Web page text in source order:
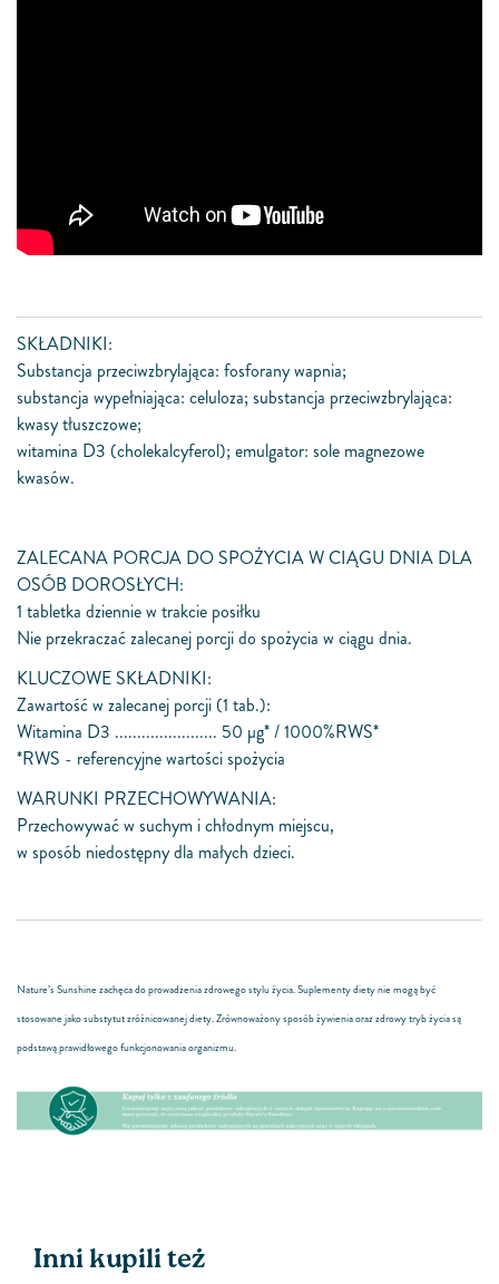
SKŁADNIKI:
Substancja przeciwzbrylająca: fosforany wapnia;
substancja wypełniająca: celuloza; substancja przeciwzbrylająca:
kwasy tłuszczowe;
witamina D3 (cholekalcyferol); emulgator: sole magnezowe
kwasów.
ZALECANA PORCJA DO SPOŻYCIA W CIĄGU DNIA DLA
OSÓB DOROSŁYCH:
1 tabletka dziennie w trakcie posiłku
Nie przekraczać zalecanej porcji do spożycia w ciągu dnia.
KLUCZOWE SKŁADNIKI:
Zawartość w zalecanej porcji (1 tab.):
Witamina D3 ....................... 50 μg* / 1000%RWS*
*RWS - referencyjne wartości spożycia
WARUNKI PRZECHOWYWANIA:
Przechowywać w suchym i chłodnym miejscu,
w sposób niedostępny dla małych dzieci.
Nature’s Sunshine zachęca do prowadzenia zdrowego stylu życia. Suplementy diety nie mogą być
stosowane jako substytut zróżnicowanej diety. Zrównoważony sposób żywienia oraz zdrowy tryb życia są
podstawą prawidłowego funkcjonowania organizmu.
Inni kupili też